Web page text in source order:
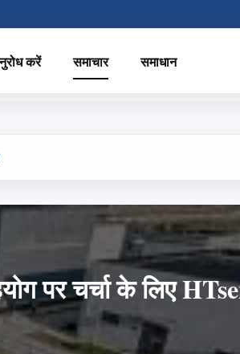
करें समाचार समाधान
पर चर्चा के लिए